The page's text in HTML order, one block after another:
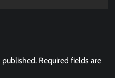
published. Required fields are